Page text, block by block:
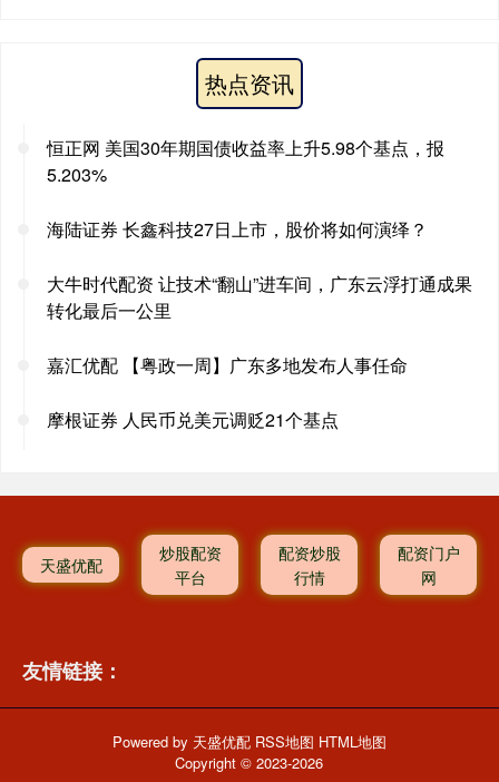
热点资讯
恒正网 美国30年期国债收益率上升5.98个基点，报
5.203%
海陆证券 长鑫科技27日上市，股价将如何演绎？
大牛时代配资 让技术“翻山”进车间，广东云浮打通成果
转化最后一公里
嘉汇优配 【粤政一周】广东多地发布人事任命
摩根证券 人民币兑美元调贬21个基点
天盛优配
炒股配资
平台
配资炒股
行情
配资门户
网
友情链接：
Powered by 天盛优配 RSS地图 HTML地图
Copyright© 2023-2026